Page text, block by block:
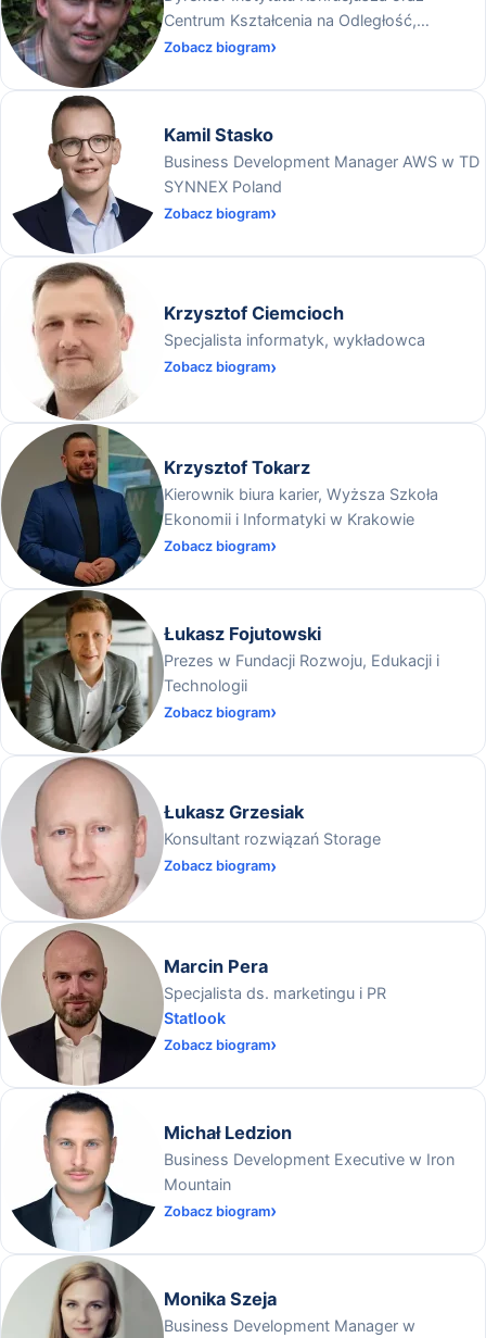
Centrum Kształcenia na Odległość,
Uniwersytet Wrocławski
Zobacz biogram
Kamil Stasko
Business Development Manager AWS w TD
SYNNEX Poland
Zobacz biogram
Krzysztof Ciemcioch
Specjalista informatyk, wykładowca
Zobacz biogram
Krzysztof Tokarz
Kierownik biura karier, Wyższa Szkoła
Ekonomii i Informatyki w Krakowie
Zobacz biogram
Łukasz Fojutowski
Prezes w Fundacji Rozwoju, Edukacji i
Technologii
Zobacz biogram
Łukasz Grzesiak
Konsultant rozwiązań Storage
Zobacz biogram
Marcin Pera
Specjalista ds. marketingu i PR
Statlook
Zobacz biogram
Michał Ledzion
Business Development Executive w Iron
Mountain
Zobacz biogram
Monika Szeja
Business Development Manager w